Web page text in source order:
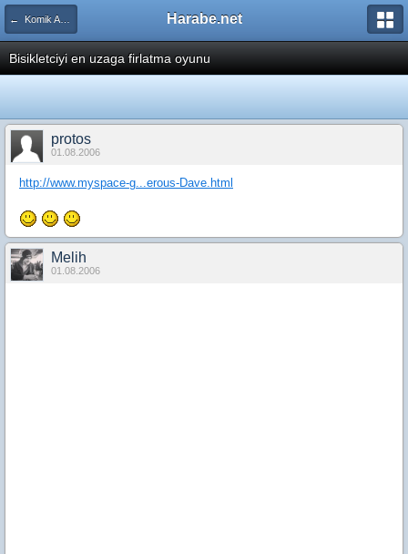
← Komik Animasyonlar Harabe.net
Bisikletciyi en uzaga firlatma oyunu
protos
01.08.2006
http://www.myspace-g...erous-Dave.html
Melih
01.08.2006